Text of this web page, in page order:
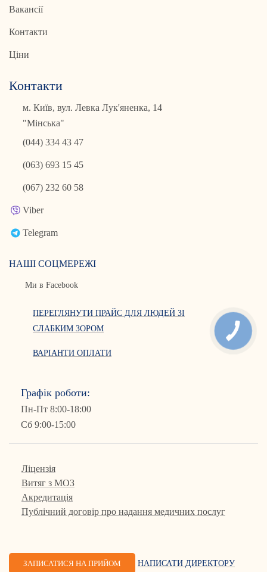
Графік роботи:
Пн-Пт 8:00-18:00
Сб 9:00-15:00
Ліцензія
Витяг з МОЗ
Акредитація
Публічний договір про надання медичних послуг
ЗАПИСАТИСЯ НА ПРИЙОМ НАПИСАТИ ДИРЕКТОРУ
Вакансії
Контакти
Ціни
Контакти
м. Київ, вул. Левка Лук'яненка, 14
"Мінська"
(044) 334 43 47
(063) 693 15 45
(067) 232 60 58
Viber
Telegram
НАШІ СОЦМЕРЕЖІ
Ми в Facebook
ПЕРЕГЛЯНУТИ ПРАЙС ДЛЯ ЛЮДЕЙ ЗІ
СЛАБКИМ ЗОРОМ
ВАРІАНТИ ОПЛАТИ